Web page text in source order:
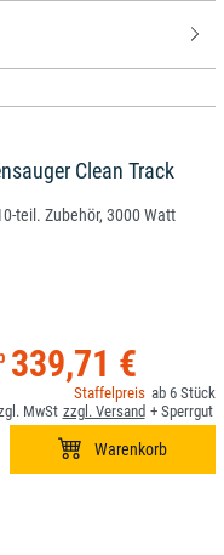
Clean Track
teil. Zubehör, 3000 Watt
339,71 €
6